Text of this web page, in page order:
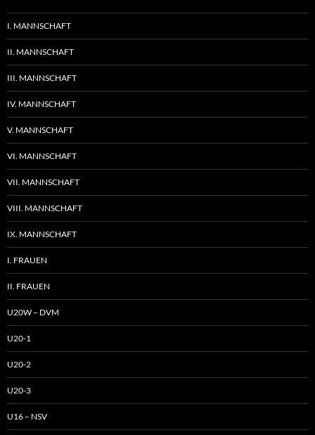
I. MANNSCHAFT
II. MANNSCHAFT
III. MANNSCHAFT
IV. MANNSCHAFT
V. MANNSCHAFT
VI. MANNSCHAFT
VII. MANNSCHAFT
VIII. MANNSCHAFT
IX. MANNSCHAFT
I. FRAUEN
II. FRAUEN
U20W – DVM
U20-1
U20-2
U20-3
U16 – NSV